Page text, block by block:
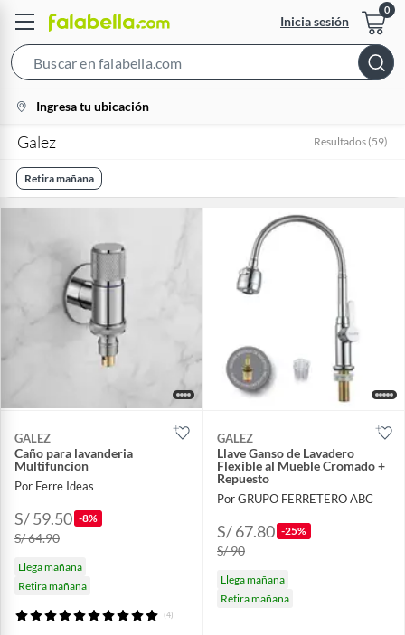
Inicia sesión
Bar
location-
icon
Ingresa tu ubicación
Galez Resultados (59)
Retira mañana
GALEZ
Caño para lavanderia
Multifuncion
Por Ferre Ideas
S/ 59.50 -8%
S/ 64.90
Llega mañana
Retira mañana
(4)
GALEZ
Llave Ganso de Lavadero
Flexible al Mueble Cromado +
Repuesto
Por GRUPO FERRETERO ABC
S/ 67.80 -25%
S/ 90
Llega mañana
Retira mañana